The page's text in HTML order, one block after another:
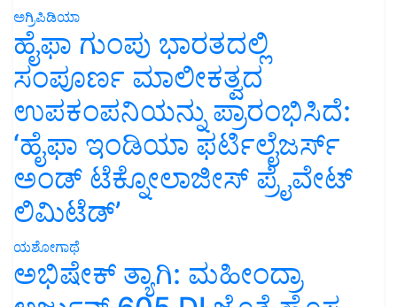
ಅಗ್ರಿಪಿಡಿಯಾ
ಹೈಫಾ ಗುಂಪು ಭಾರತದಲ್ಲಿ
ಸಂಪೂರ್ಣ ಮಾಲೀಕತ್ವದ
ಉಪಕಂಪನಿಯನ್ನು ಪ್ರಾರಂಭಿಸಿದೆ:
‘ಹೈಫಾ ಇಂಡಿಯಾ ಫರ್ಟಿಲೈಜರ್ಸ್
ಅಂಡ್ ಟೆಕ್ನೋಲಾಜೀಸ್ ಪ್ರೈವೇಟ್
ಲಿಮಿಟೆಡ್’
ಯಶೋಗಾಥೆ
ಅಭಿಷೇಕ್ ತ್ಯಾಗಿ: ಮಹೀಂದ್ರಾ